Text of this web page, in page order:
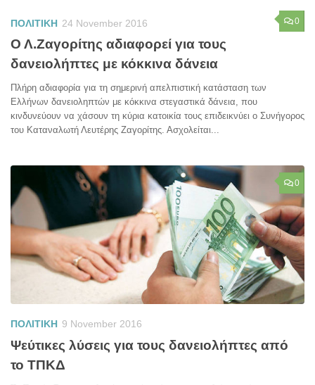
0
ΠΟΛΙΤΙΚΗ 24 November 2016
Ο Λ.Ζαγορίτης αδιαφορεί για τους
δανειολήπτες με κόκκινα δάνεια
Πλήρη αδιαφορία για τη σημερινή απελπιστική κατάσταση των
Ελλήνων δανειοληπτών με κόκκινα στεγαστικά δάνεια, που
κινδυνεύουν να χάσουν τη κύρια κατοικία τους επιδεικνύει ο Συνήγορος
του Καταναλωτή Λευτέρης Ζαγορίτης. Ασχολείται...
0
ΠΟΛΙΤΙΚΗ 9 November 2016
Ψεύτικες λύσεις για τους δανειολήπτες από
το ΤΠΚΔ